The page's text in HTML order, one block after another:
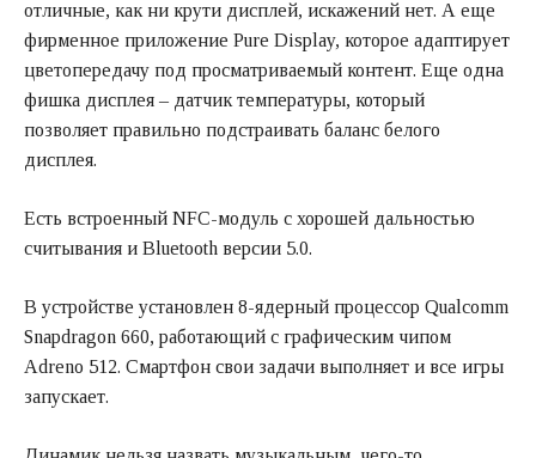
отличные, как ни крути дисплей, искажений нет. А еще
фирменное приложение Pure Display, которое адаптирует
цветопередачу под просматриваемый контент. Еще одна
фишка дисплея – датчик температуры, который
позволяет правильно подстраивать баланс белого
дисплея.
Есть встроенный NFC-модуль с хорошей дальностью
считывания и Bluetooth версии 5.0.
В устройстве установлен 8-ядерный процессор Qualcomm
Snapdragon 660, работающий с графическим чипом
Adreno 512. Смартфон свои задачи выполняет и все игры
запускает.